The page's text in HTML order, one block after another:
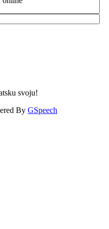
svoju!
By GSpeech